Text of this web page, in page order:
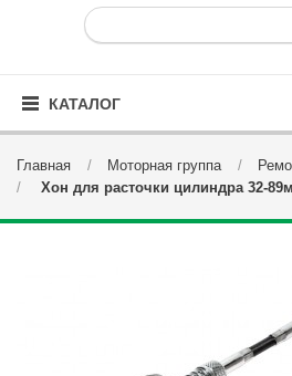
КАТАЛОГ
Главная Моторная группа
Хон для расточки цилиндра 32-